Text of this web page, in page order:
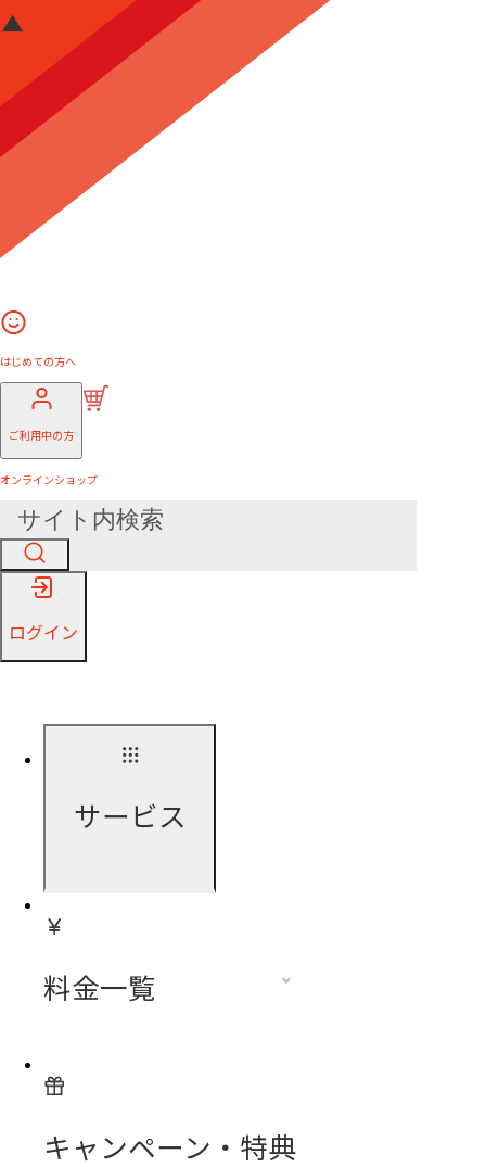
はじめての方へ
ご利用中の方
オンラインショップ
ログイン
サービス
料金一覧
キャンペーン・特典